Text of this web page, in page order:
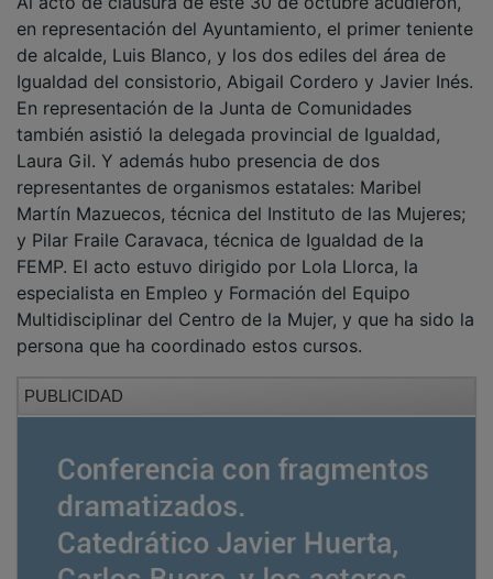
en representación del Ayuntamiento, el primer teniente
de alcalde, Luis Blanco, y los dos ediles del área de
Igualdad del consistorio, Abigail Cordero y Javier Inés.
En representación de la Junta de Comunidades
también asistió la delegada provincial de Igualdad,
Laura Gil. Y además hubo presencia de dos
representantes de organismos estatales: Maribel
Martín Mazuecos, técnica del Instituto de las Mujeres;
y Pilar Fraile Caravaca, técnica de Igualdad de la
FEMP. El acto estuvo dirigido por Lola Llorca, la
especialista en Empleo y Formación del Equipo
Multidisciplinar del Centro de la Mujer, y que ha sido la
persona que ha coordinado estos cursos.